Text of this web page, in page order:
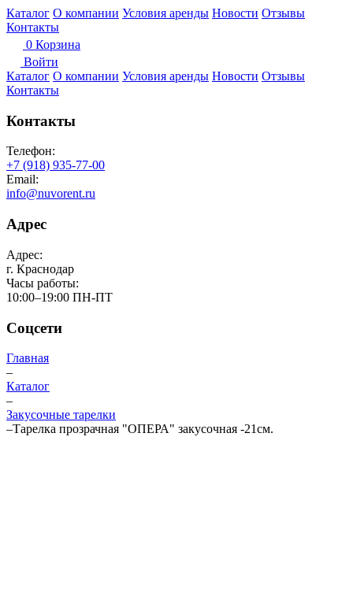
Каталог О компании Условия аренды Новости Отзывы
Контакты
0 Корзина
Войти
Каталог О компании Условия аренды Новости Отзывы
Контакты
Контакты
Телефон:
+7 (918) 935-77-00
Email:
info@nuvorent.ru
Адрес
Адрес:
г. Краснодар
Часы работы:
10:00–19:00 ПН-ПТ
Соцсети
Главная
–
Каталог
–
Закусочные тарелки
–Тарелка прозрачная "ОПЕРА" закусочная -21см.